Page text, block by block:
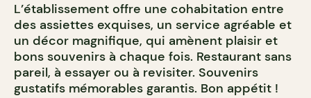
L’établissement offre une cohabitation entre
des assiettes exquises, un service agréable et
un décor magnifique, qui amènent plaisir et
bons souvenirs à chaque fois. Restaurant sans
pareil, à essayer ou à revisiter. Souvenirs
gustatifs mémorables garantis. Bon appétit !